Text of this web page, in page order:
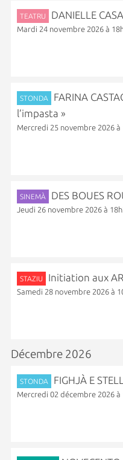
TEATRU DANIELLE
Mardi 24 novembre 2026 à
STONDA
FARINA
l’impasta »
Mercredi 25 novembre 2026 à
SINEMÀ DES BOUES
Jeudi 26 novembre 2026 à
STAZIU Initiation aux
Samedi 28 novembre 2026 à
Décembre 2026
STONDA FIGHJÀ E
Mercredi 02 décembre 2026 à